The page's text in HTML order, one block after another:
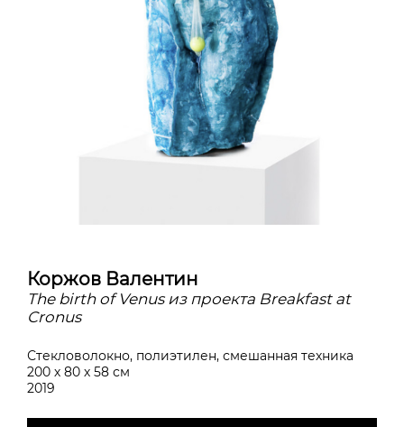
Коржов Валентин
The birth of Venus из проекта Breakfast at
Cronus
Стекловолокно, полиэтилен, смешанная техника
200 х 80 х 58 см
2019